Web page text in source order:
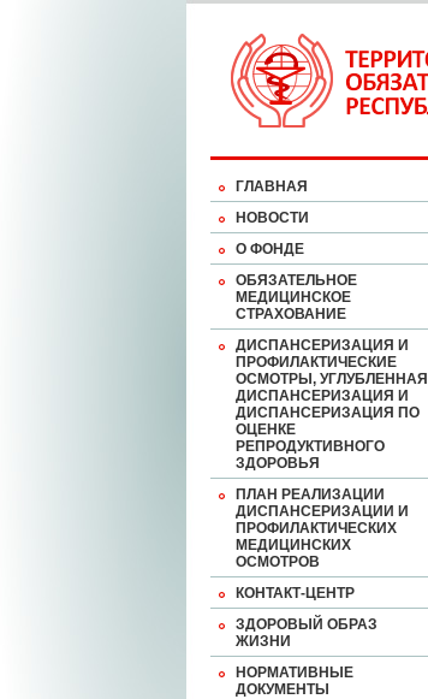
ГЛАВНАЯ
НОВОСТИ
О ФОНДЕ
ОБЯЗАТЕЛЬНОЕ
МЕДИЦИНСКОЕ
СТРАХОВАНИЕ
ДИСПАНСЕРИЗАЦИЯ И
ПРОФИЛАКТИЧЕСКИЕ
ОСМОТРЫ, УГЛУБЛЕННАЯ
ДИСПАНСЕРИЗАЦИЯ И
ДИСПАНСЕРИЗАЦИЯ ПО
ОЦЕНКЕ
РЕПРОДУКТИВНОГО
ЗДОРОВЬЯ
ПЛАН РЕАЛИЗАЦИИ
ДИСПАНСЕРИЗАЦИИ И
ПРОФИЛАКТИЧЕСКИХ
МЕДИЦИНСКИХ
ОСМОТРОВ
КОНТАКТ-ЦЕНТР
ЗДОРОВЫЙ ОБРАЗ
ЖИЗНИ
НОРМАТИВНЫЕ
ДОКУМЕНТЫ